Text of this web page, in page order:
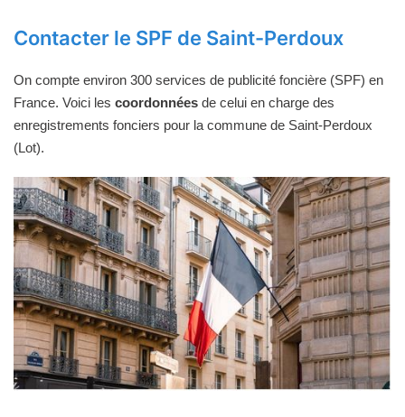
Contacter le SPF de Saint-Perdoux
On compte environ 300 services de publicité foncière (SPF) en
France. Voici les coordonnées de celui en charge des
enregistrements fonciers pour la commune de Saint-Perdoux
(Lot).